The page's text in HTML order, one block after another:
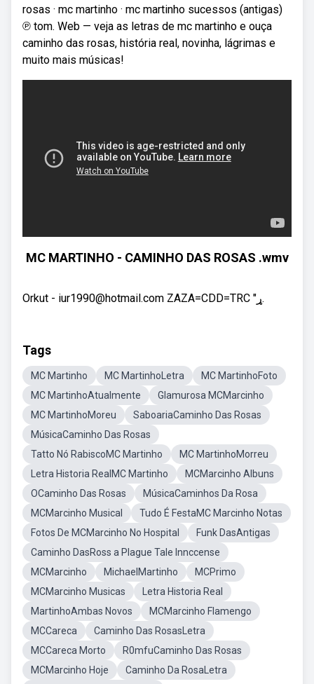
rosas · mc martinho · mc martinho sucessos (antigas)
℗ tom. Web — veja as letras de mc martinho e ouça
caminho das rosas, história real, novinha, lágrimas e
muito mais músicas!
MC MARTINHO - CAMINHO DAS ROSAS .wmv
Orkut - iur1990@hotmail.com ZAZA=CDD=TRC "ړ.
Tags
MC Martinho MC MartinhoLetra
MC MartinhoFoto
MC MartinhoAtualmente
Glamurosa MCMarcinho
MC MartinhoMoreu
SaboariaCaminho Das Rosas
MúsicaCaminho Das Rosas
Tatto Nó RabiscoMC Martinho
MC MartinhoMorreu
Letra Historia RealMC Martinho
MCMarcinho Albuns
OCaminho Das Rosas
MúsicaCaminhos Da Rosa
MCMarcinho Musical
Tudo É FestaMC Marcinho Notas
Fotos De MCMarcinho No Hospital
Funk DasAntigas
Caminho DasRoss a Plague Tale Innccense
MCMarcinho
MichaelMartinho
MCPrimo
MCMarcinho Musicas
Letra Historia Real
MartinhoAmbas Novos
MCMarcinho Flamengo
MCCareca
Caminho Das RosasLetra
MCCareca Morto
R0mfuCaminho Das Rosas
MCMarcinho Hoje
Caminho Da RosaLetra